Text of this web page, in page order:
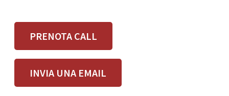
PRENOTA CALL
INVIA UNA EMAIL